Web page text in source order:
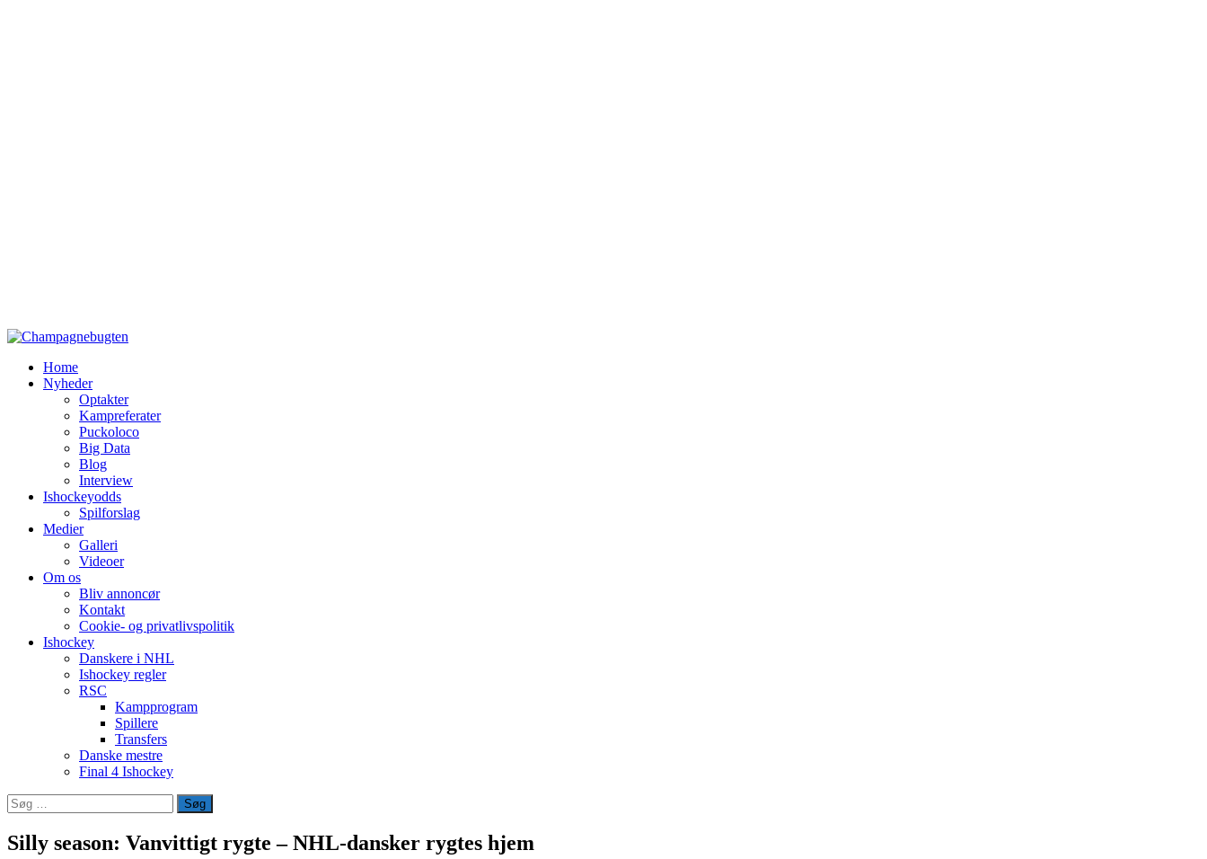
Home
Nyheder
Optakter
Kampreferater
Puckoloco
Big Data
Blog
Interview
Ishockeyodds
Spilforslag
Medier
Galleri
Videoer
Om os
Bliv annoncør
Kontakt
Cookie- og privatlivspolitik
Ishockey
Danskere i NHL
Ishockey regler
RSC
Kampprogram
Spillere
Transfers
Danske mestre
Final 4 Ishockey
Søg
efter:
Silly season: Vanvittigt rygte – NHL-dansker rygtes hjem